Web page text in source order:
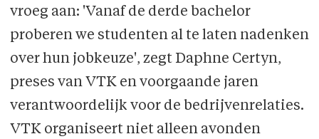
vroeg aan: 'Vanaf de derde bachelor
proberen we studenten al te laten nadenken
over hun jobkeuze', zegt Daphne Certyn,
preses van VTK en voorgaande jaren
verantwoordelijk voor de bedrijvenrelaties.
VTK organiseert niet alleen avonden